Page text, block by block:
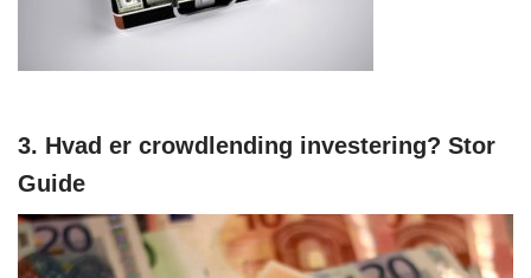
3. Hvad er crowdlending investering? Stor
Guide